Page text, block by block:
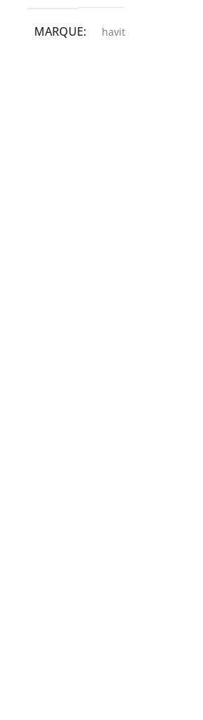
MARQUE havit